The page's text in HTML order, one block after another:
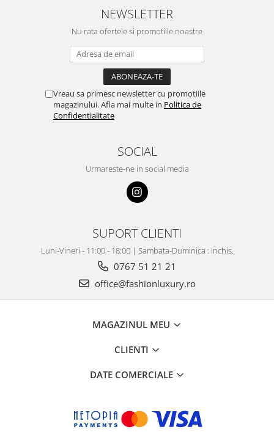
NEWSLETTER
Nu rata ofertele si promotiile noastre
Vreau sa primesc newsletter cu promotiile
magazinului. Afla mai multe in Politica de
Confidentialitate
SOCIAL
Urmareste-ne in social media
SUPORT CLIENTI
Luni-Vineri - 11:00 - 18:00 | Sambata-Duminica : Inchis.
0767 51 21 21
office@fashionluxury.ro
MAGAZINUL MEU
CLIENTI
DATE COMERCIALE